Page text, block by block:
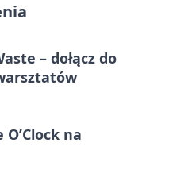
– dołącz do
na